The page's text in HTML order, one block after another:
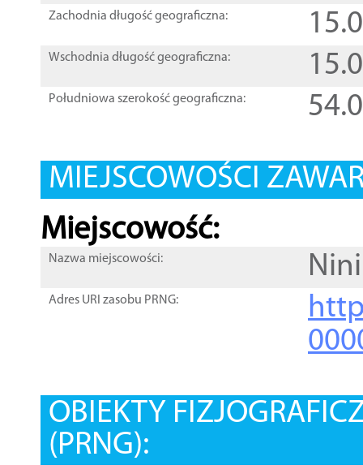
Zachodnia długość geograficzna:
Wschodnia długość geograficzna:
Południowa szerokość geograficzna:
MIEJSCOWOŚCI
Miejscowość:
Nazwa miejscowości:
Adres URI zasobu PRNG:
OBIEKTY
(PRNG):